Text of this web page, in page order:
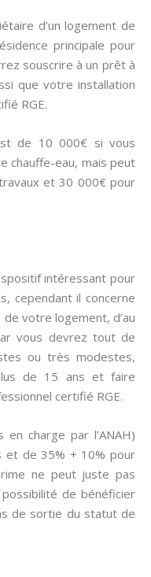
d’un logement de
principale pour
souscrire à un prêt à
que votre installation
RGE.
de 10 000€ si vous
chauffe-eau, mais peut
et 30 000€ pour
intéressant pour
cependant il concerne
votre logement, d’au
vous devrez tout de
ou très modestes,
de 15 ans et faire
certifié RGE.
charge par l’ANAH)
et de 35% + 10% pour
ne peut juste pas
de bénéficier
de sortie du statut de